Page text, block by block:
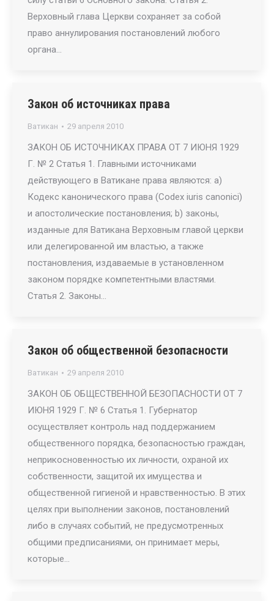
Верховный глава Церкви сохраняет за собой
право аннулирования постановлений любого
органа…
Закон об источниках права
Ватикан 29 апреля 2010
ЗАКОН ОБ ИСТОЧНИКАХ ПРАВА ОТ 7 ИЮНЯ 1929
Г. № 2 Статья 1. Главными источниками
действующего в Ватикане права являются: a)
Кодекс канонического права (Codex iuris canonici)
и апостолические постановления; b) законы,
изданные для Ватикана Верховным главой церкви
или делегированной им властью, а также
постановления, издаваемые в установленном
законом порядке компетентными властями.
Статья 2. Законы…
Закон об общественной безопасности
Ватикан 29 апреля 2010
ЗАКОН ОБ ОБЩЕСТВЕННОЙ БЕЗОПАСНОСТИ ОТ 7
ИЮНЯ 1929 Г. № 6 Статья 1. Губернатор
осуществляет контроль над поддержанием
общественного порядка, безопасностью граждан,
неприкосновенностью их личности, охраной их
собственности, защитой их имущества и
общественной гигиеной и нравственностью. В этих
целях при выполнении законов, постановлений
либо в случаях событий, не предусмотренных
общими предписаниями, он принимает меры,
которые…